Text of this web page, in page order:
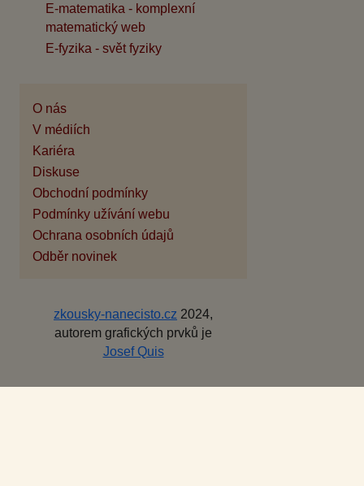
E-matematika - komplexní
matematický web
E-fyzika - svět fyziky
O nás
V médiích
Kariéra
Diskuse
Obchodní podmínky
Podmínky užívání webu
Ochrana osobních údajů
Odběr novinek
zkousky-nanecisto.cz 2024,
autorem grafických prvků je
Josef Quis